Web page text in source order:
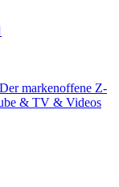
Der markenoffene Z-
& TV & Videos